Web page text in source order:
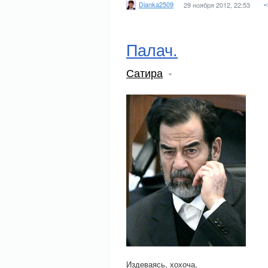
Dianka2509 29 ноября 2012, 22:53
Палач.
Сатира
Издеваясь, хохоча,